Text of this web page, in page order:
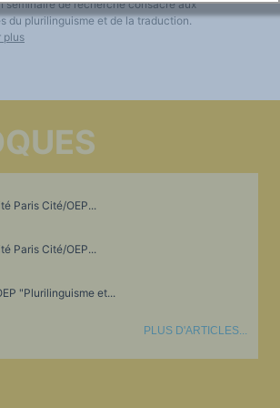
de recherche consacré aux
du plurilinguisme et de la traduction.
plus
Paris Cité/OEP...
Paris Cité/OEP...
"Plurilinguisme et...
PLUS D'ARTICLES...